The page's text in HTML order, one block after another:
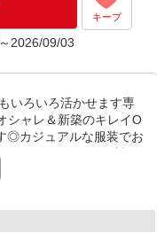
キープ
2026/09/03
いろいろ活かせます専
シャレ＆新築のキレイO
◎カジュアルな服装でお